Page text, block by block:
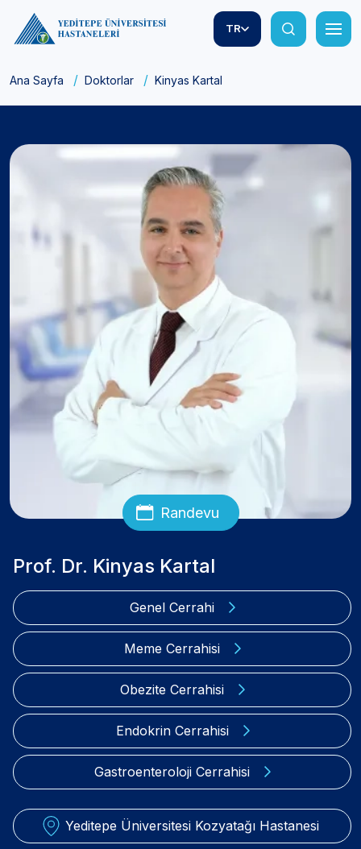
TR
Ana Sayfa Doktorlar Kinyas Kartal
Randevu
Prof. Dr. Kinyas Kartal
Genel Cerrahi
Meme Cerrahisi
Obezite Cerrahisi
Endokrin Cerrahisi
Gastroenteroloji Cerrahisi
Yeditepe Üniversitesi Kozyatağı Hastanesi